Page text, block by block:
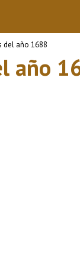
del año 1688
año